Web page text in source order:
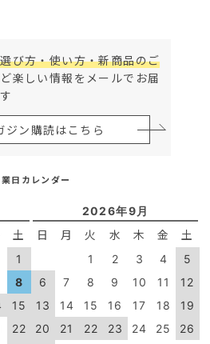
び方・使い方・新商品のご
楽しい情報をメールでお届
ジン購読はこちら
日カレンダー
土
1
8
15
22
2026年9月
日 月 火 水 木 金 土
1 2 3 4
5
6
7 8 9 10 11
12
13
14 15 16 17 18
19
20
21 22 23 24 25
26